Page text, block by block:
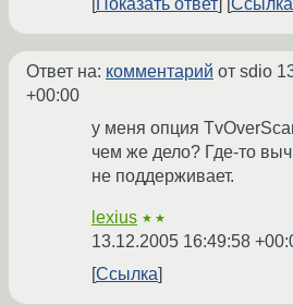
Показать ответ
Ссылка
Ответ на: комментарий от sdio
+00:00
у меня опция
чем же дело? Где-то
не поддерживает.
lexius ★★
13.12.2005 16:49:58
Ссылка